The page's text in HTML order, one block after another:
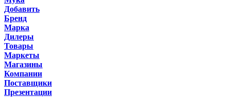
Добавить
Бренд
Марка
Дилеры
Товары
Маркеты
Магазины
Компании
Поставщики
Презентации